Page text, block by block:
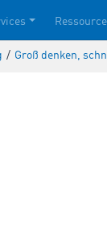
/ Groß denken,